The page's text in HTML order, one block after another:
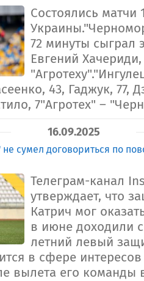
Состоялись
72 минуты сыграл
Евгений
43, Гаджук, 77,
7"Агротех" –
16.09.2025
сумел договориться по
Телеграм-канал
утверждает, что
Катрич мог
в июне доходили
летний левый
в сфере
вылета его команды